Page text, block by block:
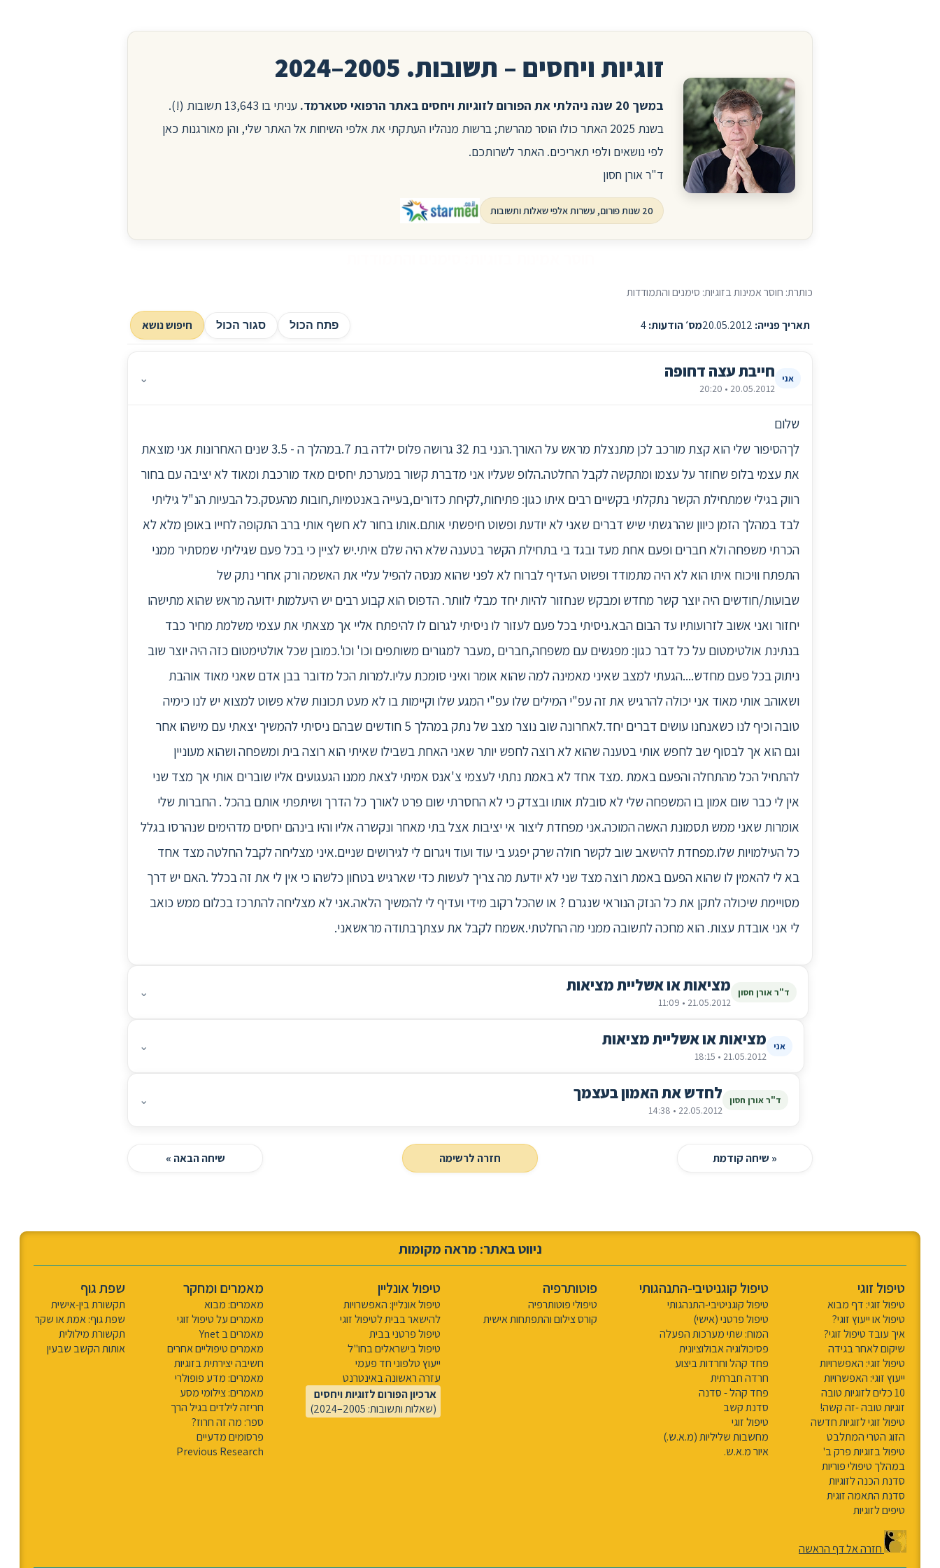
זוגיות ויחסים – תשובות. 2005–2024
במשך 20 שנה ניהלתי את הפורום לזוגיות ויחסים באתר הרפואי סטארמד.
עניתי בו 13,643 תשובות (!).
בשנת 2025 האתר כולו הוסר מהרשת; ברשות מנהליו העתקתי את אלפי השיחות אל האתר שלי, והן מאורגנות כאן
לפי נושאים ולפי תאריכים. האתר לשרותכם.
ד"ר אורן חסון
20 שנות פורום, עשרות אלפי שאלות ותשובות
כותרת: חוסר אמינות בזוגיות: סימנים והתמודדות
תאריך פנייה: מס׳ הודעות: פתח הכול סגור הכול חיפוש נושא
אני חייבת עצה דחופה
20.05.2012 • 20:20
⌄
שלום
לךהסיפור שלי הוא קצת מורכב לכן מתנצלת מראש על האורך.הנני בת 32 גרושה פלוס ילדה בת 7.במהלך ה - 3.5 שנים האחרונות אני מוצאת
את עצמי בלופ שחוזר על עצמו ומתקשה לקבל החלטה.הלופ שעליו אני מדברת קשור במערכת יחסים מאד מורכבת ומאוד לא יציבה עם בחור
רווק בגילי שמתחילת הקשר נתקלתי בקשיים רבים איתו כגון: פתיחות,לקיחת כדורים,בעייה באנטמיות,חובות מהעסק.כל הבעיות הנ"ל גיליתי
לבד במהלך הזמן כיוון שהרגשתי שיש דברים שאני לא יודעת ופשוט חיפשתי אותם.אותו בחור לא חשף אותי ברב התקופה לחייו באופן מלא לא
הכרתי משפחה ולא חברים ופעם אחת מעד ובגד בי בתחילת הקשר בטענה שלא היה שלם איתי.יש לציין כי בכל פעם שגיליתי שמסתיר ממני
התפתח וויכוח איתו הוא לא היה מתמודד ופשוט העדיף לברוח לא לפני שהוא מנסה להפיל עליי את האשמה ורק אחרי נתק של
שבועות/חודשים היה יוצר קשר מחדש ומבקש שנחזור להיות יחד מבלי לוותר. הדפוס הוא קבוע רבים יש היעלמות ידועה מראש שהוא מתישהו
יחזור ואני אשוב לזרועותיו עד הבום הבא.ניסיתי בכל פעם לעזור לו ניסיתי לגרום לו להיפתח אליי אך מצאתי את עצמי משלמת מחיר כבד
בנתינת אולטימטום על כל דבר כגון: מפגשים עם משפחה,חברים ,מעבר למגורים משותפים וכו' וכו'.כמובן שכל אולטימטום כזה היה יוצר שוב
ניתוק בכל פעם מחדש....הגעתי למצב שאיני מאמינה למה שהוא אומר ואיני סומכת עליו.למרות הכל מדובר בבן אדם שאני מאוד אוהבת
ושאוהב אותי מאוד אני יכולה להרגיש את זה עפ"י המילים שלו עפ"י המגע שלו וקיימות בו לא מעט תכונות שלא פשוט למצוא יש לנו כימיה
טובה וכיף לנו כשאנחנו עושים דברים יחד.לאחרונה שוב נוצר מצב של נתק במהלך 5 חודשים שבהם ניסיתי להמשיך יצאתי עם מישהו אחר
וגם הוא אך לבסוף שב לחפש אותי בטענה שהוא לא רוצה לחפש יותר שאני האחת בשבילו שאיתי הוא רוצה בית ומשפחה ושהוא מעוניין
להתחיל הכל מהתחלה והפעם באמת .מצד אחד לא באמת נתתי לעצמי צ'אנס אמיתי לצאת ממנו הגעגועים אליו שוברים אותי אך מצד שני
אין לי כבר שום אמון בו המשפחה שלי לא סובלת אותו ובצדק כי לא החסרתי שום פרט לאורך כל הדרך ושיתפתי אותם בהכל . החברות שלי
אומרות שאני ממש תסמונת האשה המוכה.אני מפחדת ליצור אי יציבות אצל בתי מאחר ונקשרה אליו והיו בינהם יחסים מדהימים שנהרסו בגלל
כל העילמויות שלו.מפחדת להישאב שוב לקשר חולה שרק יפגע בי עוד ועוד ויגרום לי לגירושים שניים.איני מצליחה לקבל החלטה מצד אחד
בא לי להאמין לו שהוא הפעם באמת רוצה מצד שני לא יודעת מה צריך לעשות כדי שארגיש בטחון כלשהו כי אין לי את זה בכלל .האם יש דרך
מסויימת שיכולה לתקן את כל הנזק הנוראי שנגרם ? או שהכל רקוב מידי ועדיף לי להמשיך הלאה.אני לא מצליחה להתרכז בכלום ממש כואב
לי אני אובדת עצות. הוא מחכה לתשובה ממני מה החלטתי.אשמח לקבל את עצתךבתודה מראשאני.
ד"ר אורן חסון מציאות או אשליית מציאות
21.05.2012 • 11:09
⌄
אני מציאות או אשליית מציאות
21.05.2012 • 18:15
⌄
ד"ר אורן חסון לחדש את האמון בעצמך
22.05.2012 • 14:38
⌄
« שיחה קודמת חזרה לרשימה שיחה הבאה »
ניווט באתר: מראה מקומות
טיפול זוגי
טיפול זוגי: דף מבוא
טיפול או ייעוץ זוגי?
איך עובד טיפול זוגי?
שיקום לאחר בגידה
טיפול זוגי: האפשרויות
ייעוץ זוגי: האפשרויות
10 כלים לזוגיות טובה
זוגיות טובה -זה קשה!
טיפול זוגי לזוגיות חדשה
הזוג הטרי המתלבט
טיפול בזוגיות פרק ב'
במהלך טיפולי פוריות
סדנת הכנה לזוגיות
סדנת התאמה זוגית
טיפים לזוגיות
טיפול קוגניטיבי-התנהגותי
טיפול קוגניטיבי-התנהגותי
טיפול פרטני (אישי)
המוח: שתי מערכות הפעלה
פסיכולוגיה אבולוציונית
פחד קהל וחרדות ביצוע
חרדה חברתית
פחד קהל - סדנה
סדנת קשב
טיפול זוגי
מחשבות שליליות (מ.א.ש.)
איור מ.א.ש.
פוטותרפיה
טיפולי פוטותרפיה
קורס צילום והתפתחות אישית
טיפול אונליין
טיפול אונליין: האפשרויות
להישאר בבית לטיפול זוגי
טיפול פרטני בבית
טיפול בישראלים בחו"ל
ייעוץ טלפוני חד פעמי
עזרה ראשונה באינטרנט
ארכיון הפורום לזוגיות ויחסים
(שאלות ותשובות: 2005–2024)
מאמרים ומחקר
מאמרים: מבוא
מאמרים על טיפול זוגי
מאמרים ב Ynet
מאמרים טיפוליים אחרים
חשיבה יצירתית בזוגיות
מאמרים: מדע פופולרי
מאמרים: צילומי מסע
חריזה לילדים בגיל הרך
ספר: מה זה חרוז?
פרסומים מדעיים
Previous Research
שפת גוף
תקשורת בין-אישית
שפת גוף: אמת או שקר
תקשורת מילולית
אותות הקשב שבעין
חזרה אל דף הראשה